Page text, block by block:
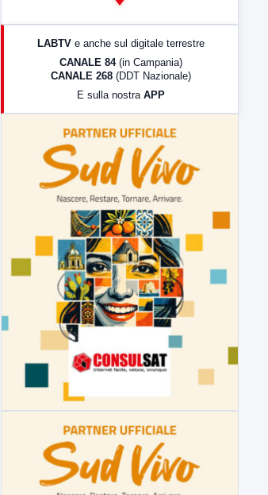
LabNews (Diretta)
LabNews (replica)
LABTV e anche sul digitale terrestre
CANALE 84 (in Campania)
CANALE 268 (DDT Nazionale)
E sulla nostra APP